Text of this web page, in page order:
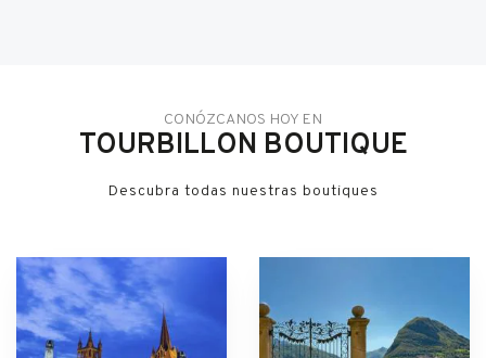
CONÓZCANOS HOY EN
TOURBILLON BOUTIQUE
Descubra todas nuestras boutiques